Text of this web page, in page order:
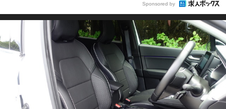
Sponsored by